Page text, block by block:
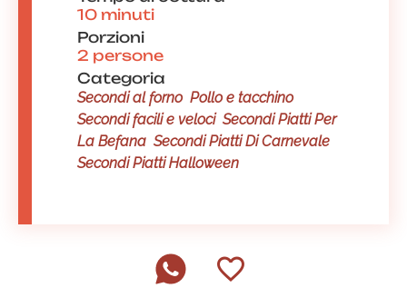
10 minuti
Porzioni
2 persone
Categoria
Secondi al forno Pollo e tacchino
Secondi facili e veloci Secondi Piatti Per
La Befana Secondi Piatti Di Carnevale
Secondi Piatti Halloween